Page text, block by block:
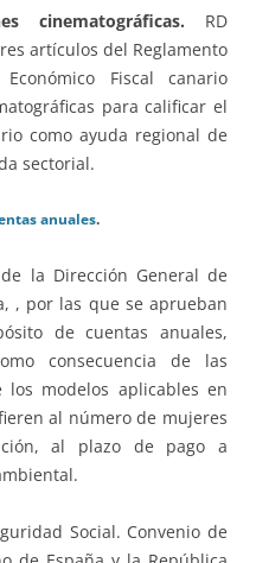
cinematográficas. RD
artículos del Reglamento
Fiscal canario
para calificar el
como ayuda regional de
sectorial.
anuales.
la Dirección General de
, por las que se aprueban
de cuentas anuales,
consecuencia de las
los modelos aplicables en
al número de mujeres
al plazo de pago a
Social. Convenio de